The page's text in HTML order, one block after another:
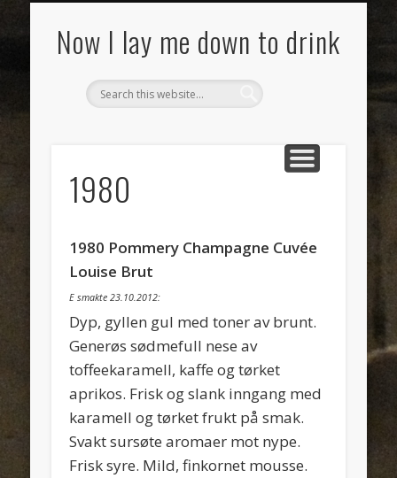
Now I lay me down to drink
1980
1980 Pommery Champagne Cuvée
Louise Brut
E smakte 23.10.2012:
Dyp, gyllen gul med toner av brunt.
Generøs sødmefull nese av
toffeekaramell, kaffe og tørket
aprikos. Frisk og slank inngang med
karamell og tørket frukt på smak.
Svakt sursøte aromaer mot nype.
Frisk syre. Mild, finkornet mousse.